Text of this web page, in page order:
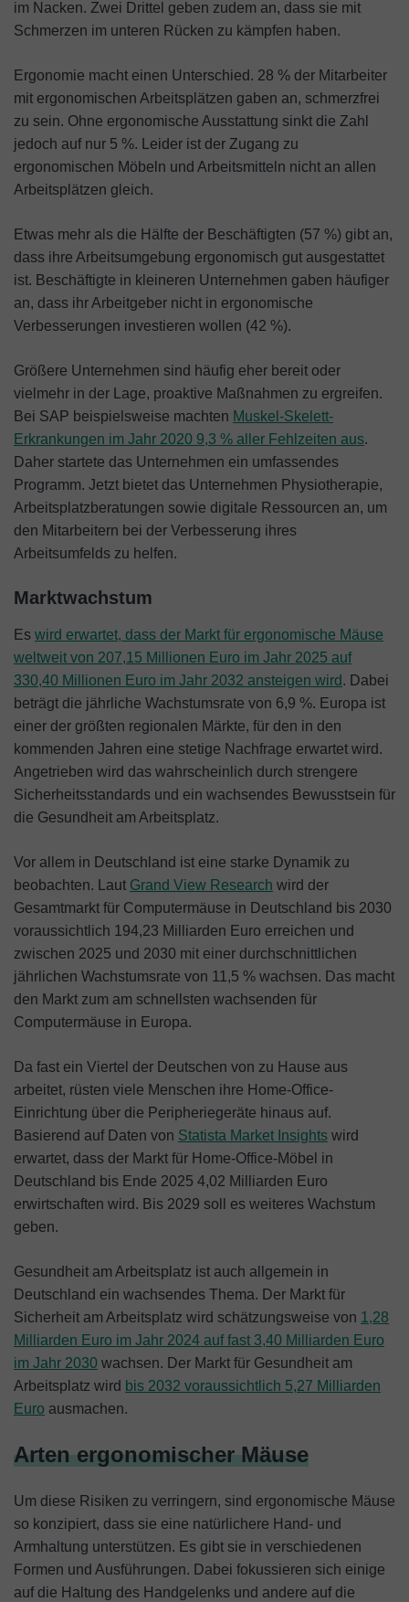
im Nacken. Zwei Drittel geben zudem an, dass sie mit
Schmerzen im unteren Rücken zu kämpfen haben.
Ergonomie macht einen Unterschied. 28 % der Mitarbeiter
mit ergonomischen Arbeitsplätzen gaben an, schmerzfrei
zu sein. Ohne ergonomische Ausstattung sinkt die Zahl
jedoch auf nur 5 %. Leider ist der Zugang zu
ergonomischen Möbeln und Arbeitsmitteln nicht an allen
Arbeitsplätzen gleich.
Etwas mehr als die Hälfte der Beschäftigten (57 %) gibt an,
dass ihre Arbeitsumgebung ergonomisch gut ausgestattet
ist. Beschäftigte in kleineren Unternehmen gaben häufiger
an, dass ihr Arbeitgeber nicht in ergonomische
Verbesserungen investieren wollen (42 %).
Größere Unternehmen sind häufig eher bereit oder
vielmehr in der Lage, proaktive Maßnahmen zu ergreifen.
Bei SAP beispielsweise machten Muskel-Skelett-
Erkrankungen im Jahr 2020 9,3 % aller Fehlzeiten aus.
Daher startete das Unternehmen ein umfassendes
Programm. Jetzt bietet das Unternehmen Physiotherapie,
Arbeitsplatzberatungen sowie digitale Ressourcen an, um
den Mitarbeitern bei der Verbesserung ihres
Arbeitsumfelds zu helfen.
Marktwachstum
Es wird erwartet, dass der Markt für ergonomische Mäuse
weltweit von 207,15 Millionen Euro im Jahr 2025 auf
330,40 Millionen Euro im Jahr 2032 ansteigen wird. Dabei
beträgt die jährliche Wachstumsrate von 6,9 %. Europa ist
einer der größten regionalen Märkte, für den in den
kommenden Jahren eine stetige Nachfrage erwartet wird.
Angetrieben wird das wahrscheinlich durch strengere
Sicherheitsstandards und ein wachsendes Bewusstsein für
die Gesundheit am Arbeitsplatz.
Vor allem in Deutschland ist eine starke Dynamik zu
beobachten. Laut Grand View Research wird der
Gesamtmarkt für Computermäuse in Deutschland bis 2030
voraussichtlich 194,23 Milliarden Euro erreichen und
zwischen 2025 und 2030 mit einer durchschnittlichen
jährlichen Wachstumsrate von 11,5 % wachsen. Das macht
den Markt zum am schnellsten wachsenden für
Computermäuse in Europa.
Da fast ein Viertel der Deutschen von zu Hause aus
arbeitet, rüsten viele Menschen ihre Home-Office-
Einrichtung über die Peripheriegeräte hinaus auf.
Basierend auf Daten von Statista Market Insights wird
erwartet, dass der Markt für Home-Office-Möbel in
Deutschland bis Ende 2025 4,02 Milliarden Euro
erwirtschaften wird. Bis 2029 soll es weiteres Wachstum
geben.
Gesundheit am Arbeitsplatz ist auch allgemein in
Deutschland ein wachsendes Thema. Der Markt für
Sicherheit am Arbeitsplatz wird schätzungsweise von 1,28
Milliarden Euro im Jahr 2024 auf fast 3,40 Milliarden Euro
im Jahr 2030 wachsen. Der Markt für Gesundheit am
Arbeitsplatz wird bis 2032 voraussichtlich 5,27 Milliarden
Euro ausmachen.
Arten ergonomischer Mäuse
Um diese Risiken zu verringern, sind ergonomische Mäuse
so konzipiert, dass sie eine natürlichere Hand- und
Armhaltung unterstützen. Es gibt sie in verschiedenen
Formen und Ausführungen. Dabei fokussieren sich einige
auf die Haltung des Handgelenks und andere auf die